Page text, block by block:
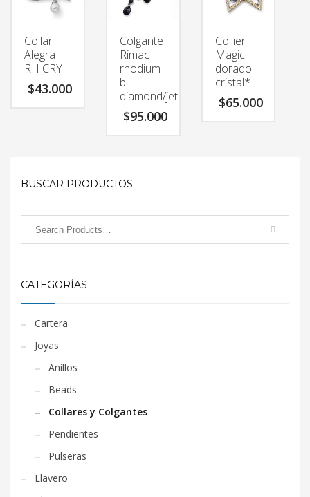
Collar
Alegra
RH CRY
$43.000
Colgante
Rimac
rhodium
bl.
diamond/jet
$95.000
Collier
Magic
dorado
cristal*
$65.000
BUSCAR PRODUCTOS
CATEGORÍAS
Cartera
Joyas
Anillos
Beads
Collares y Colgantes
Pendientes
Pulseras
Llavero